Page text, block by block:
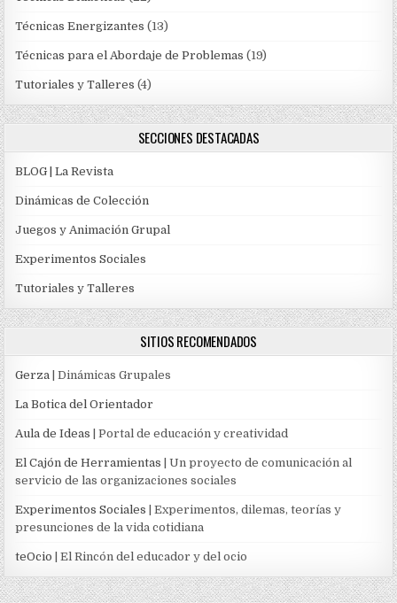
Técnicas Energizantes (13)
Técnicas para el Abordaje de Problemas (19)
Tutoriales y Talleres (4)
SECCIONES DESTACADAS
BLOG | La Revista
Dinámicas de Colección
Juegos y Animación Grupal
Experimentos Sociales
Tutoriales y Talleres
SITIOS RECOMENDADOS
Gerza | Dinámicas Grupales
La Botica del Orientador
Aula de Ideas | Portal de educación y creatividad
El Cajón de Herramientas | Un proyecto de comunicación al
servicio de las organizaciones sociales
Experimentos Sociales | Experimentos, dilemas, teorías y
presunciones de la vida cotidiana
teOcio | El Rincón del educador y del ocio